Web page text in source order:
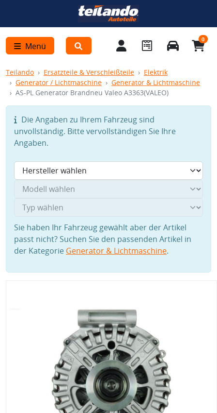
Menü
0
Teilando Ersatzteile & Verschleißteile
Elektrik
Generator / Lichtmaschine
Generator & Lichtmaschine
AS-PL Generator Brandneu Valeo A3363(VALEO)
Die Angaben zu Ihrem Fahrzeug sind
unvollständig. Bitte vervollständigen Sie Ihre
Angaben.
Sie haben Ihr Fahrzeug gewählt aber der Artikel
passt nicht? Suchen Sie den passenden Artikel in
der Kategorie Generator & Lichtmaschine.